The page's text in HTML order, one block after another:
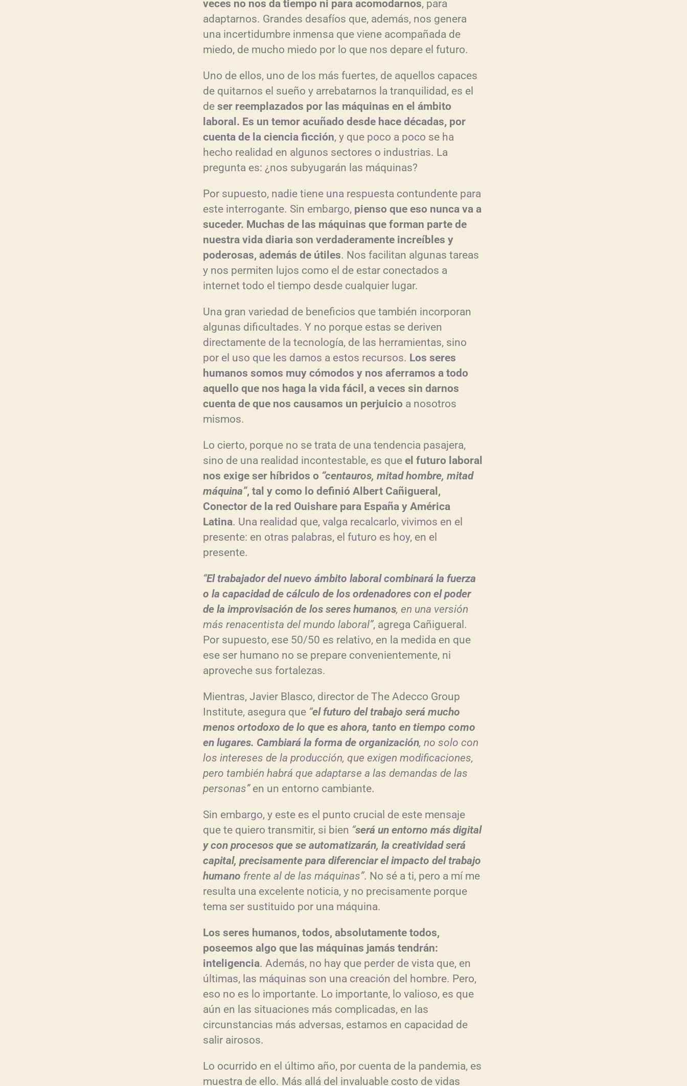
veces no nos da tiempo ni para acomodarnos, para
adaptarnos. Grandes desafíos que, además, nos genera
una incertidumbre inmensa que viene acompañada de
miedo, de mucho miedo por lo que nos depare el futuro.
Uno de ellos, uno de los más fuertes, de aquellos capaces
de quitarnos el sueño y arrebatarnos la tranquilidad, es el
de ser reemplazados por las máquinas en el ámbito
laboral. Es un temor acuñado desde hace décadas, por
cuenta de la ciencia ficción, y que poco a poco se ha
hecho realidad en algunos sectores o industrias. La
pregunta es: ¿nos subyugarán las máquinas?
Por supuesto, nadie tiene una respuesta contundente para
este interrogante. Sin embargo, pienso que eso nunca va a
suceder. Muchas de las máquinas que forman parte de
nuestra vida diaria son verdaderamente increíbles y
poderosas, además de útiles. Nos facilitan algunas tareas
y nos permiten lujos como el de estar conectados a
internet todo el tiempo desde cualquier lugar.
Una gran variedad de beneficios que también incorporan
algunas dificultades. Y no porque estas se deriven
directamente de la tecnología, de las herramientas, sino
por el uso que les damos a estos recursos. Los seres
humanos somos muy cómodos y nos aferramos a todo
aquello que nos haga la vida fácil, a veces sin darnos
cuenta de que nos causamos un perjuicio a nosotros
mismos.
Lo cierto, porque no se trata de una tendencia pasajera,
sino de una realidad incontestable, es que el futuro laboral
nos exige ser híbridos o “centauros, mitad hombre, mitad
máquina”, tal y como lo definió Albert Cañigueral,
Conector de la red Ouishare para España y América
Latina. Una realidad que, valga recalcarlo, vivimos en el
presente: en otras palabras, el futuro es hoy, en el
presente.
“El trabajador del nuevo ámbito laboral combinará la fuerza
o la capacidad de cálculo de los ordenadores con el poder
de la improvisación de los seres humanos, en una versión
más renacentista del mundo laboral”, agrega Cañigueral.
Por supuesto, ese 50/50 es relativo, en la medida en que
ese ser humano no se prepare convenientemente, ni
aproveche sus fortalezas.
Mientras, Javier Blasco, director de The Adecco Group
Institute, asegura que “el futuro del trabajo será mucho
menos ortodoxo de lo que es ahora, tanto en tiempo como
en lugares. Cambiará la forma de organización, no solo con
los intereses de la producción, que exigen modificaciones,
pero también habrá que adaptarse a las demandas de las
personas”en un entorno cambiante.
Sin embargo, y este es el punto crucial de este mensaje
que te quiero transmitir, si bien “será un entorno más digital
y con procesos que se automatizarán, la creatividad será
capital, precisamente para diferenciar el impacto del trabajo
humano frente al de las máquinas”. No sé a ti, pero a mí me
resulta una excelente noticia, y no precisamente porque
tema ser sustituido por una máquina.
Los seres humanos, todos, absolutamente todos,
poseemos algo que las máquinas jamás tendrán:
inteligencia. Además, no hay que perder de vista que, en
últimas, las máquinas son una creación del hombre. Pero,
eso no es lo importante. Lo importante, lo valioso, es que
aún en las situaciones más complicadas, en las
circunstancias más adversas, estamos en capacidad de
salir airosos.
Lo ocurrido en el último año, por cuenta de la pandemia, es
muestra de ello. Más allá del invaluable costo de vidas